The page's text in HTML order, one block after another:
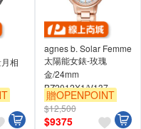
相
agnes b. Solar Femme
太陽能女錶-玫瑰
金/24mm
BZ2012X1/V137-
KZR0K
贈OPENPOINT
單品享7折
$12,500
$9375